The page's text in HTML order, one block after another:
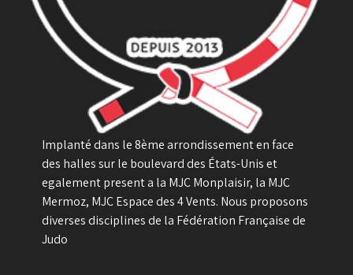
Implanté dans le 8ème arrondissement en face
des halles sur le boulevard des États-Unis et
egalement present a la MJC Monplaisir, la MJC
Mermoz, MJC Espace des 4 Vents. Nous proposons
diverses disciplines de la Fédération Française de
Judo